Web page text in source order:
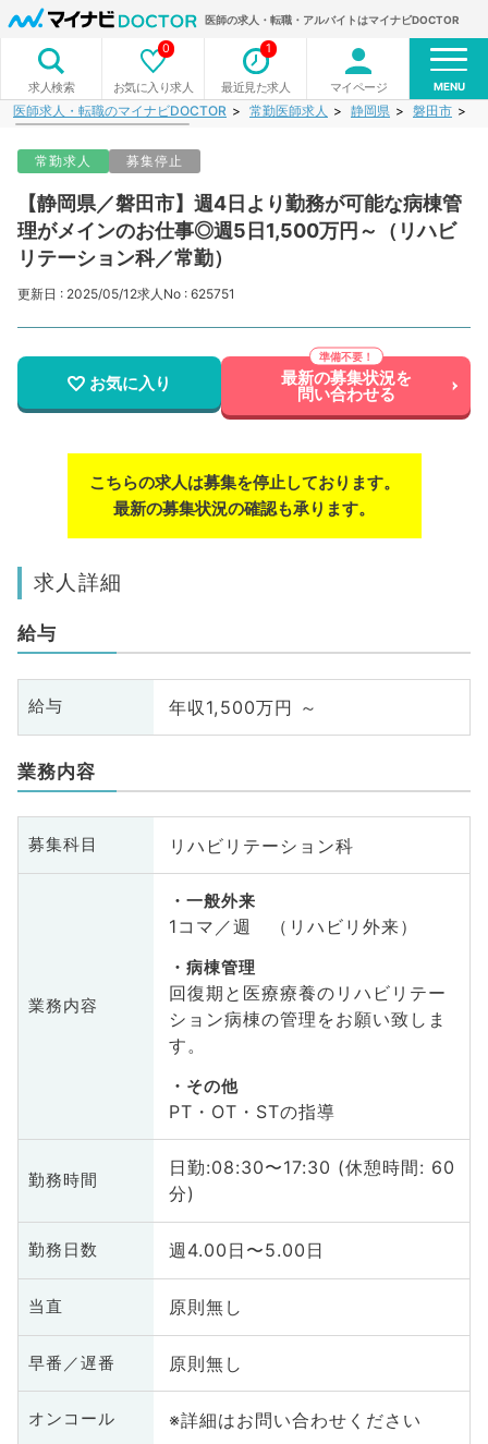
医師の求人・転職・アルバイトはマイナビDOCTOR
求人検索 お気に入り求人
0
最近見た求人
1
マイページ MENU
医師求人・転職のマイナビDOCTOR 常勤医師求人 静岡県 磐田市
常勤求人 募集停止
【静岡県／磐田市】週4日より勤務が可能な病棟管
理がメインのお仕事◎週5日1,500万円～（リハビ
リテーション科／常勤）
更新日 : 2025/05/12求人No : 625751
お気に入り 最新の募集状況を
問い合わせる
こちらの求人は募集を停止しております。
最新の募集状況の確認も承ります。
求人詳細
給与
給与 年収1,500万円 ～
業務内容
募集科目 リハビリテーション科
業務内容
一般外来
1コマ／週 （リハビリ外来）
病棟管理
回復期と医療療養のリハビリテー
ション病棟の管理をお願い致しま
す。
その他
PT・OT・STの指導
勤務時間
日勤:08:30〜17:30 (休憩時間: 60
分)
勤務日数 週4.00日〜5.00日
当直 原則無し
早番／遅番 原則無し
オンコール ※詳細はお問い合わせください